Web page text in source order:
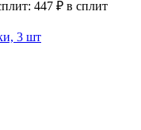
447 ₽ в сплит
3 шт